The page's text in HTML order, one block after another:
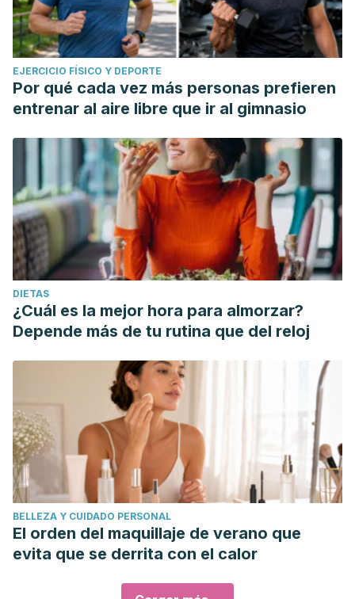
EJERCICIO FÍSICO Y DEPORTE
Por qué cada vez más personas prefieren
entrenar al aire libre que ir al gimnasio
DIETAS
¿Cuál es la mejor hora para almorzar?
Depende más de tu rutina que del reloj
BELLEZA Y CUIDADO PERSONAL
El orden del maquillaje de verano que
evita que se derrita con el calor